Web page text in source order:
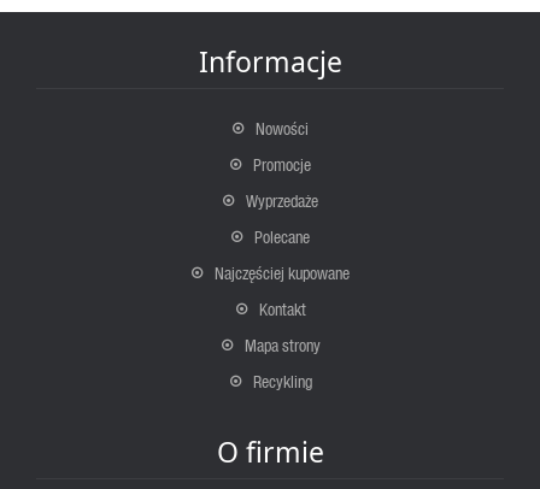
Informacje
Nowości
Promocje
Wyprzedaże
Polecane
Najczęściej kupowane
Kontakt
Mapa strony
Recykling
O firmie